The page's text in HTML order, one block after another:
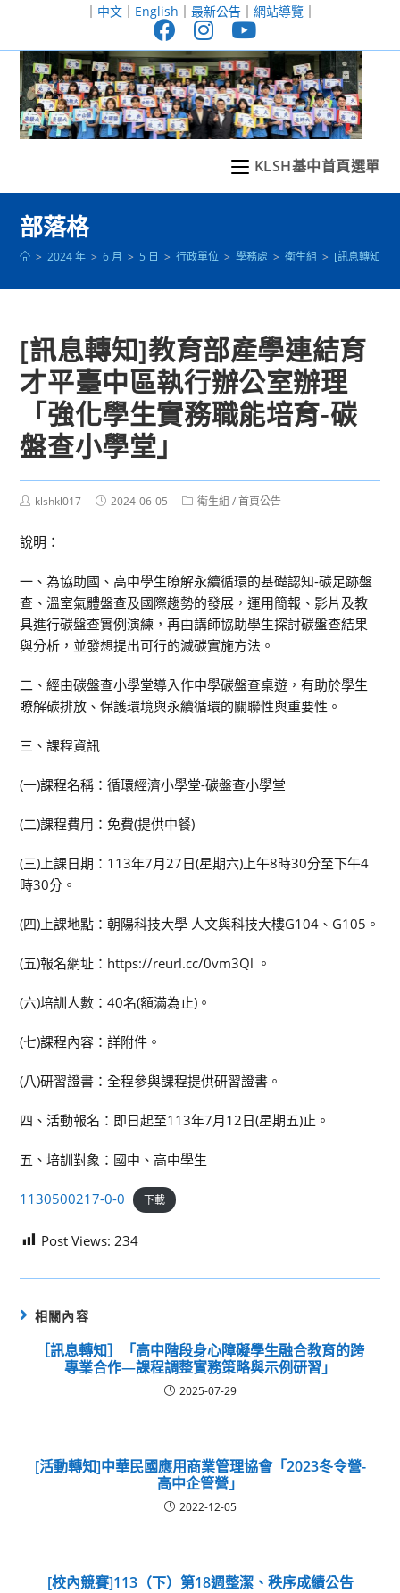
至
｜ 中文｜ English ｜ 最新公告｜ 網站導覽｜
KLSH基中首頁選單
部落格
> 2024 年 > 6 月 > 5 日 > 行政單位 > 學務處 > 衛生組 > [訊息轉知]教
[訊息轉知]教育部產學連結育
才平臺中區執行辦公室辦理
「強化學生實務職能培育-碳
盤查小學堂」
Postklshkl017
Post2024-06-05
Post衛生組 / 首頁公告
說明：
一、為協助國、高中學生瞭解永續循環的基礎認知-碳足跡盤
查、溫室氣體盤查及國際趨勢的發展，運用簡報、影片及教
具進行碳盤查實例演練，再由講師協助學生探討碳盤查結果
與分析，並發想提出可行的減碳實施方法。
二、經由碳盤查小學堂導入作中學碳盤查桌遊，有助於學生
瞭解碳排放、保護環境與永續循環的關聯性與重要性。
三、課程資訊
(一)課程名稱：循環經濟小學堂-碳盤查小學堂
(二)課程費用：免費(提供中餐)
(三)上課日期：113年7月27日(星期六)上午8時30分至下午4
時30分。
(四)上課地點：朝陽科技大學 人文與科技大樓G104、G105。
(五)報名網址：https://reurl.cc/0vm3Ql 。
(六)培訓人數：40名(額滿為止)。
(七)課程內容：詳附件。
(八)研習證書：全程參與課程提供研習證書。
四、活動報名：即日起至113年7月12日(星期五)止。
五、培訓對象：國中、高中學生
1130500217-0-0 下載
Post Views: 234
相關內容
［訊息轉知］「高中階段身心障礙學生融合教育的跨
專業合作—課程調整實務策略與示例研習」
2025-07-29
[活動轉知]中華民國應用商業管理協會「2023冬令營-
高中企管營」
2022-12-05
[校內競賽]113（下）第18週整潔、秩序成績公告